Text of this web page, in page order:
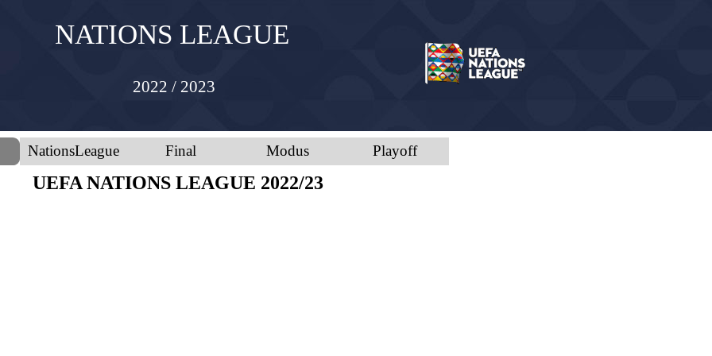
NationsLeague Final Modus Playoff
NATIONS LEAGUE
2022 / 2023
UEFA NATIONS LEAGUE 2022/23